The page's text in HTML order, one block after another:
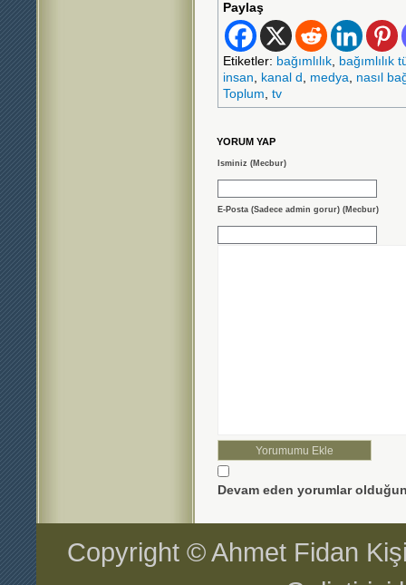
Paylaş
Etiketler: bağımlılık, bağımlılık
insan, kanal d , medya, nasıl
Toplum, tv
YORUM YAP
Isminiz (Mecbur)
E-Posta (Sadece admin gorur) (Mecbur)
Devam eden yorumlar
Copyright © Ahmet Fidan